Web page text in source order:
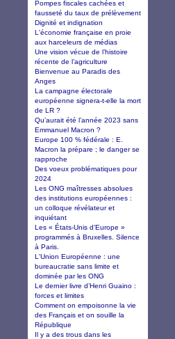
Pompes fiscales cachées et
fausseté du taux de prélèvement
Dignité et indignation
L'économie française en proie
aux harceleurs de médias
Une vision vécue de l’histoire
récente de l’agriculture
Bienvenue au Paradis des
Anges
La campagne électorale
européenne signera-t-elle la mort
de LR ?
Qu’aurait été l’année 2023 sans
Emmanuel Macron ?
Europe 100 % fédérale : E.
Macron la prépare ; le danger se
rapproche
Des voeux problématiques pour
2024
Les ONG maîtresses absolues
des institutions européennes :
un colloque révélateur et
inquiétant
Les « États-Unis d’Europe »
programmés à Bruxelles. Silence
à Paris.
L'Union Européenne : une
bureaucratie sans limite et
dominée par les ONG
Le dernier livre d’Henri Guaino :
forces et limites
Comment on empoisonne la vie
des Français et on souille la
République
Il y a des trous dans les